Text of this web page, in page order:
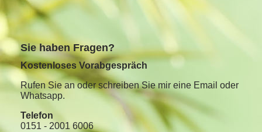
Sie haben Fragen?
Kostenloses Vorabgespräch
Rufen Sie an oder schreiben Sie mir eine Email oder
Whatsapp.
Telefon
0151 - 2001 6006